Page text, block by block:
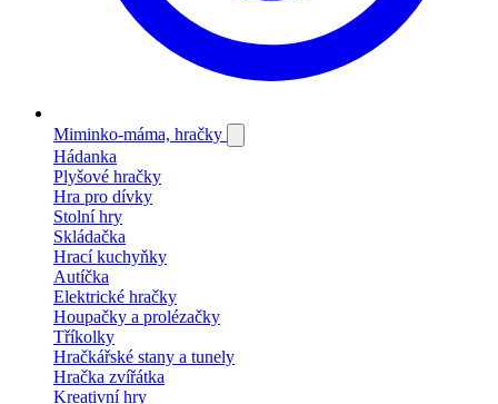
Miminko-máma, hračky
Hádanka
Plyšové hračky
Hra pro dívky
Stolní hry
Skládačka
Hrací kuchyňky
Autíčka
Elektrické hračky
Houpačky a prolézačky
Tříkolky
Hračkářské stany a tunely
Hračka zvířátka
Kreativní hry